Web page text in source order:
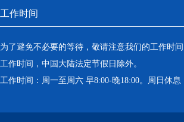
工作时间
为了避免不必要的等待，敬请注意我们的工作时
工作时间，中国大陆法定节假日除外。
工作时间：周一至周六 早8:00-晚18:00。周日休息